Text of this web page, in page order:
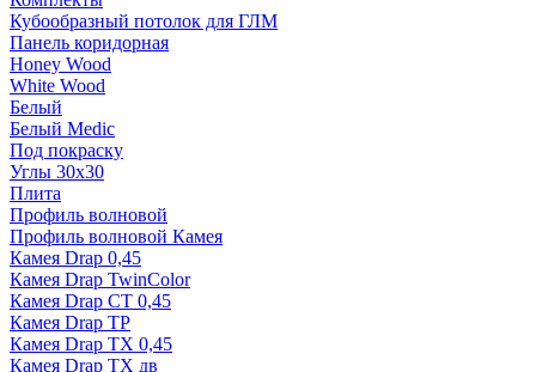
Кубообразный потолок для ГЛМ
Панель коридорная
Honey Wood
White Wood
Белый
Белый Medic
Под покраску
Углы 30х30
Плита
Профиль волновой
Профиль волновой Камея
Камея Drap 0,45
Камея Drap TwinColor
Камея Drap СТ 0,45
Камея Drap ТР
Камея Drap ТХ 0,45
Камея Drap ТХ дв